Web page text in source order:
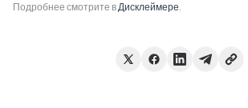
Подробнее смотрите вДисклеймере.